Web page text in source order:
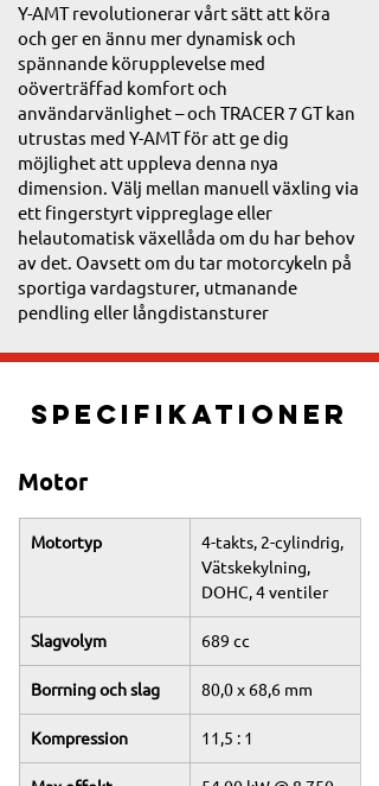
Y-AMT revolutionerar vårt sätt att köra
och ger en ännu mer dynamisk och
spännande körupplevelse med
oöverträffad komfort och
användarvänlighet – och TRACER 7 GT kan
utrustas med Y-AMT för att ge dig
möjlighet att uppleva denna nya
dimension. Välj mellan manuell växling via
ett fingerstyrt vippreglage eller
helautomatisk växellåda om du har behov
av det. Oavsett om du tar motorcykeln på
sportiga vardagsturer, utmanande
pendling eller långdistansturer
av att njuta av livets vägar.
Specifikationer
Motor
Motortyp
4-takts, 2-cylindrig,
Vätskekylning,
DOHC, 4 ventiler
Slagvolym 689 cc
Borrning och slag 80,0 x 68,6 mm
Kompression 11,5 : 1